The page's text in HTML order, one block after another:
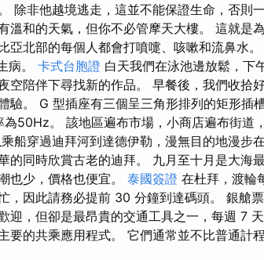
除非他越境逃走，這並不能保證生命，否則
溫和的天氣，但你不必管摩天大樓。 這就是
亞北部的每個人都會打噴嚏、咳嗽和流鼻水
病。 卡式台胞證 白天我們在泳池邊放鬆，下
空陪伴下尋找新的作品。 早餐後，我們收拾
驗。 G 型插座有三個呈三角形排列的矩形插
50Hz。 該地區遍布市場，小商店遍布街道
船穿過迪拜河到達德伊勒，漫無目的地漫步
的同時欣賞古老的迪拜。 九月至十月是大海
也少，價格也便宜。 泰國簽證 在杜拜，渡輪
，因此請務必提前 30 分鐘到達碼頭。 銀艙
迎，但卻是最昂貴的交通工具之一，每週 7
要的共乘應用程式。 它們通常並不比普通計程